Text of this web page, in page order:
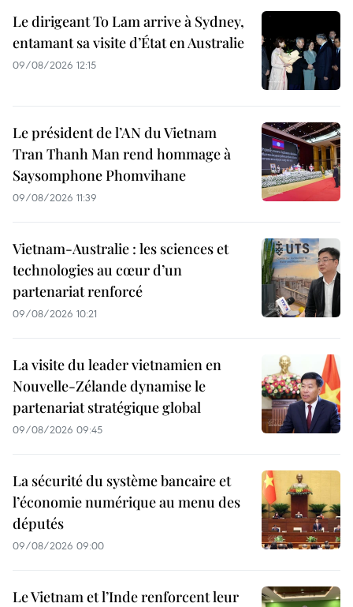
Le dirigeant To Lam arrive à Sydney,
entamant sa visite d’État en Australie
09/08/2026 12:15
Le président de l’AN du Vietnam
Tran Thanh Man rend hommage à
Saysomphone Phomvihane
09/08/2026 11:39
Vietnam-Australie : les sciences et
technologies au cœur d’un
partenariat renforcé
09/08/2026 10:21
La visite du leader vietnamien en
Nouvelle-Zélande dynamise le
partenariat stratégique global
09/08/2026 09:45
La sécurité du système bancaire et
l’économie numérique au menu des
députés
09/08/2026 09:00
Le Vietnam et l’Inde renforcent leur